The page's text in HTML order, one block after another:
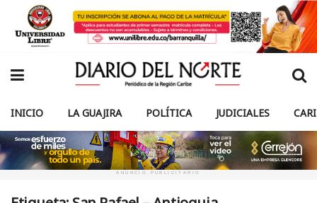
INICIO LA GUAJIRA POLÍTICA JUDICIALES
ANUNCIO PUBLICITARIO